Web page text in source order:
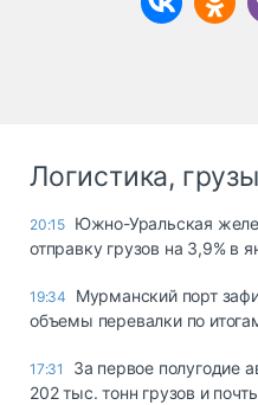
Логистика, грузы
20:15 Южно-Уральская
отправку грузов на 3,9% в
19:34
Мурманский порт
объемы перевалки по
17:31
За первое полугодие
202 тыс. тонн грузов и